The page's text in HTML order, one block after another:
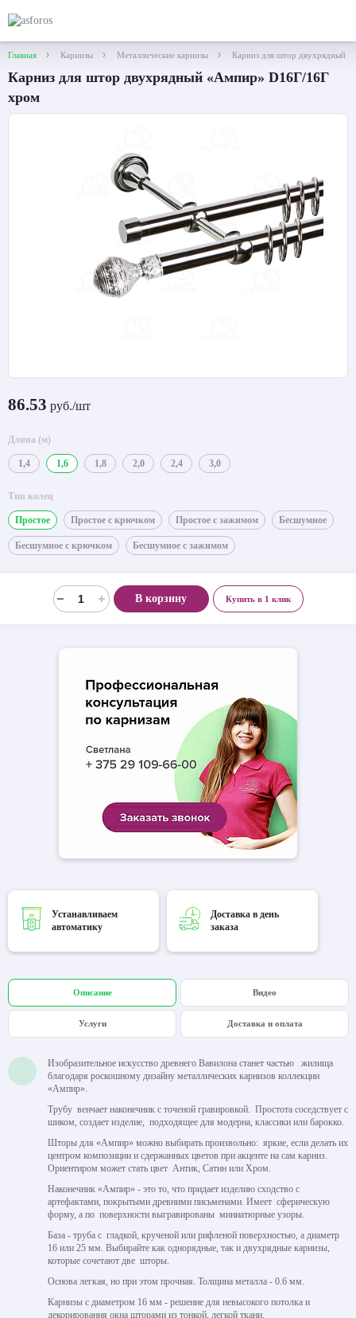
Главная Карнизы Металлические карнизы Карниз для штор двухрядный
Карниз для штор двухрядный «Ампир» D16Г/16Г
хром
86.53 руб./шт
Длина (м)
1,4 1,6 1,8 2,0 2,4 3,0
Тип колец
Простое Простое с крючком Простое с зажимом Бесшумное
Бесшумное с крючком Бесшумное с зажимом
В корзину Купить в 1 клик
Устанавливаем
автоматику
Доставка в день
заказа
Описание Видео
Услуги Доставка и оплата
Изобразительное искусство древнего Вавилона станет частью жилища
благодаря роскошному дизайну металлических карнизов коллекции
«Ампир».
Трубу венчает наконечник с точеной гравировкой. Простота соседствует с
шиком, создает изделие, подходящее для модерна, классики или барокко.
Шторы для «Ампир» можно выбирать произвольно: яркие, если делать их
центром композиции и сдержанных цветов при акценте на сам карниз.
Ориентиром может стать цвет Антик, Сатин или Хром.
Наконечник «Ампир» - это то, что придает изделию сходство с
артефактами, покрытыми древними письменами. Имеет сферическую
форму, а по поверхности выгравированы миниатюрные узоры.
База - труба с гладкой, крученой или рифленой поверхностью, а диаметр
16 или 25 мм. Выбирайте как однорядные, так и двухрядные карнизы,
которые сочетают две шторы.
Основа легкая, но при этом прочная. Толщина металла - 0.6 мм.
Карнизы с диаметром 16 мм - решение для невысокого потолка и
декорирования окна шторами из тонкой, легкой ткани.